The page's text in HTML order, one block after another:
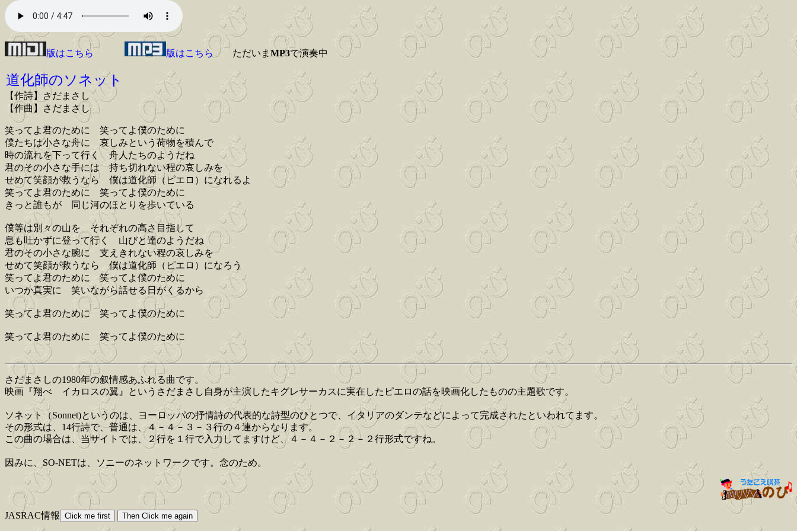
版はこちら 版はこちらただいま MP3で演奏中
道化師のソネット
【作詩】さだまさし
【作曲】さだまさし
笑ってよ君のために 笑ってよ僕のために
僕たちは小さな舟に 哀しみという荷物を積んで
時の流れを下って行く 舟人たちのようだね
君のその小さな手には 持ち切れない程の哀しみを
せめて笑顔が救うなら 僕は道化師（ピエロ）になれるよ
笑ってよ君のために 笑ってよ僕のために
きっと誰もが 同じ河のほとりを歩いている
僕等は別々の山を それぞれの高さ目指して
息も吐かずに登って行く 山びと達のようだね
君のその小さな腕に 支えきれない程の哀しみを
せめて笑顔が救うなら 僕は道化師（ピエロ）になろう
笑ってよ君のために 笑ってよ僕のために
いつか真実に 笑いながら話せる日がくるから
笑ってよ君のために 笑ってよ僕のために
笑ってよ君のために 笑ってよ僕のために
さだまさしの1980年の叙情感あふれる曲です。
映画『翔べ イカロスの翼』というさだまさし自身が主演したキグレサーカスに実在したピエロの話を映画化したものの主題歌です。
ソネット（Sonnet)というのは、ヨーロッパの抒情詩の代表的な詩型のひとつで、イタリアのダンテなどによって完成されたといわれてます。
その形式は、14行詩で、普通は、４－４－３－３行の４連からなります。
この曲の場合は、当サイトでは、２行を１行で入力してますけど、４－４－２－２－２行形式ですね。
因みに、SO-NETは、ソニーのネットワークです。念のため。
JASRAC情報